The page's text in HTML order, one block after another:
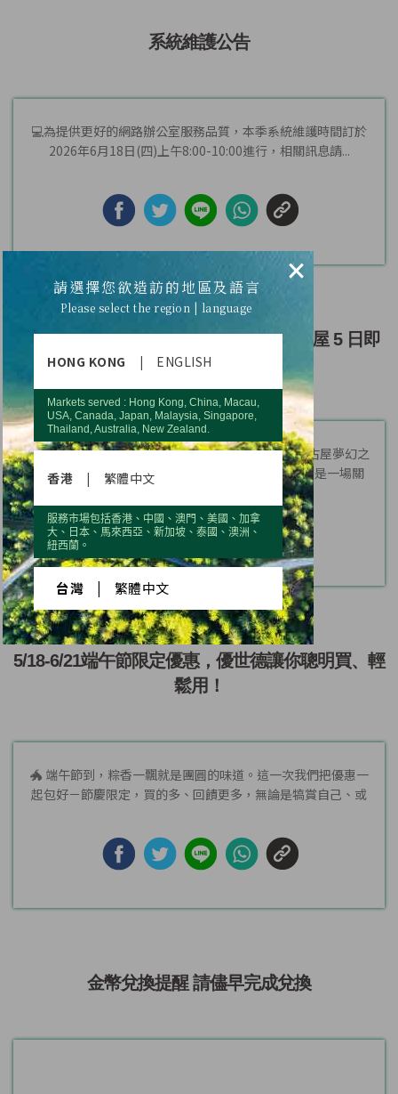
系統維護公告
💻為提供更好的網路辦公室服務品質，本季系統維護時間訂於
2026年6月18日(四)上午8:00-10:00進行，相關訊息請...
【2026 夢幻啟航：飛驒金澤雙星・名古屋 5 日即
將出發】
大家準備好心跳加速了嗎？ 眾所期待的「優世德 名古屋夢幻之
旅」即將在 5/31 正式出發！這不只是一場旅行，更是一場關
5/18-6/21端午節限定優惠，優世德讓你聰明買、輕
鬆用！
🐲 端午節到，粽香一飄就是團圓的味道。這一次我們把優惠一
起包好－節慶限定，買的多、回饋更多，無論是犒賞自己、或
金幣兌換提醒 請儘早完成兌換
×
請選擇您欲造訪的地區及語言
Please select the region | language
HONG KONG | ENGLISH
Markets served : Hong Kong, China, Macau,
USA, Canada, Japan, Malaysia, Singapore,
Thailand, Australia, New Zealand.
香港 | 繁體中文
服務市場包括香港、中國、澳門、美國、加拿
大、日本、馬來西亞、新加坡、泰國、澳洲、
紐西蘭。
台灣 繁體中文